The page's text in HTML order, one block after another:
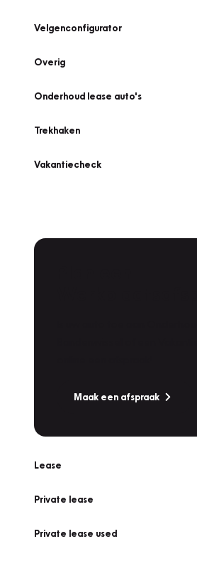
Velgenconfigurator
Overig
Onderhoud lease auto's
Trekhaken
Vakantiecheck
Maak een afspraak
Lease
Private lease
Private lease used